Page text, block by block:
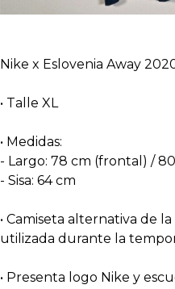
Nike x Eslovenia Away
• Talle XL
• Medidas:
- Largo: 78 cm (frontal) /
- Sisa: 64 cm
• Camiseta alternativa de
utilizada durante la
• Presenta logo Nike y